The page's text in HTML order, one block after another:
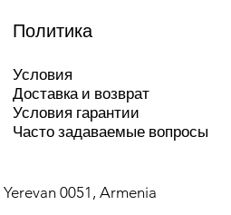
блока: 49 дБ
блок - 790х265х175 мм.
540 х 321 мм.
внешний: 30 кг
Политика
Условия
Доставка и возврат
Условия гарантии
Часто задаваемые вопросы
0051, Armenia